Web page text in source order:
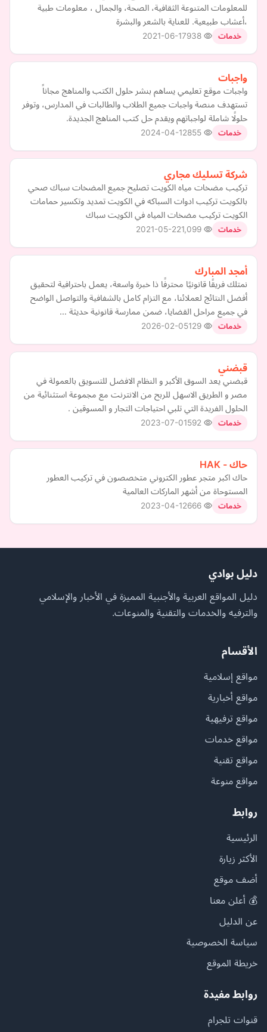
للمعلومات المتنوعة الثقافية، الصحة، والجمال ، معلومات طبية
،أعشاب طبيعية. للعناية بالشعر والبشرة
خدمات 2021-06-17
واجبات
واجبات موقع تعليمي يساهم بنشر حلول الكتب والمناهج مجاناً
تستهدف منصة واجبات جميع الطلاب والطالبات في المدارس، وتوفر
حلولًا شاملة لواجباتهم ويقدم حل كتب المناهج الجديدة.
خدمات 2024-04-12
شركة تسليك مجاري
تركيب مضخات مياه الكويت تصليح جميع المضخات سباك صحي
بالكويت تركيب ادوات السباكه في الكويت تمديد وتكسير حمامات
الكويت تركيب مضخات المياه في الكويت سباك
خدمات 2021-05-22
أمجد المبارك
نمتلك فريقًا قانونيًا محترفًا ذا خبرة واسعة، يعمل باحترافية لتحقيق
أفضل النتائج لعملائنا، مع التزام كامل بالشفافية والتواصل الواضح
في جميع مراحل القضايا، ضمن ممارسة قانونية حديثة …
خدمات 2026-02-05
قبضني
قبضني يعد السوق الأكبر و النظام الافضل للتسويق بالعمولة في
مصر و الطريق الاسهل للربح من الانترنت مع مجموعة استثنائية من
الحلول الفريدة التي تلبي احتياجات التجار و المسوقين .
خدمات 2023-07-01
حاك - HAK
حاك اكبر متجر عطور الكتروني متخصصون في تركيب العطور
المستوحاة من أشهر الماركات العالمية
خدمات 2023-04-12
دليل بوادي
دليل المواقع العربية والأجنبية المميزة في الأخبار والإسلامي
والترفيه والخدمات والتقنية والمنوعات.
الأقسام
مواقع إسلامية
مواقع أخبارية
مواقع ترفيهية
مواقع خدمات
مواقع تقنية
مواقع منوعة
روابط
الرئيسية
الأكثر زيارة
أضف موقع
💰 أعلن معنا
عن الدليل
سياسة الخصوصية
خريطة الموقع
روابط مفيدة
قنوات تلجرام